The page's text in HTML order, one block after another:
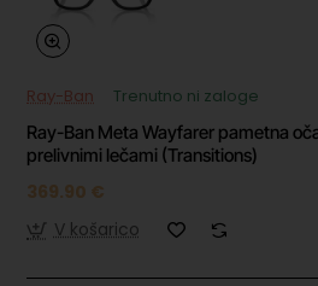
Ray-Ban
Trenutno ni zaloge
Ray-Ban Meta Wayfarer pametna
prelivnimi lečami (Transitions)
369.90 €
V košarico